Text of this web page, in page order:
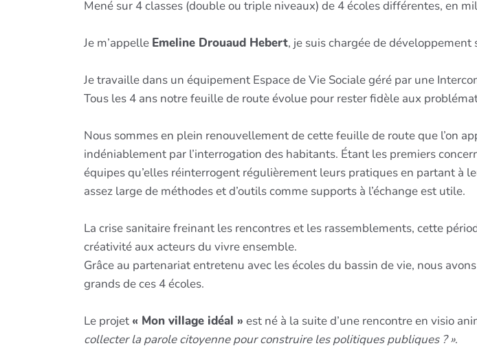
Mené sur 4 classes (double ou triple niveaux) de 4 écoles différentes, en
Je m’appelle Emeline Drouaud Hebert, je suis chargée de développement
Je travaille dans un équipement Espace de Vie Sociale géré par une
Tous les 4 ans notre feuille de route évolue pour rester fidèle aux
Nous sommes en plein renouvellement de cette feuille de route que l’on
indéniablement par l’interrogation des habitants. Étant les premiers
équipes qu’elles réinterrogent régulièrement leurs pratiques en partant à
assez large de méthodes et d’outils comme supports à l’échange est utile.
La crise sanitaire freinant les rencontres et les rassemblements, cette
créativité aux acteurs du vivre ensemble.
Grâce au partenariat entretenu avec les écoles du bassin de vie, nous
grands de ces 4 écoles.
Le projet « Mon village idéal » est né à la suite d’une rencontre en visio
collecter la parole citoyenne pour construire les politiques publiques ? ».